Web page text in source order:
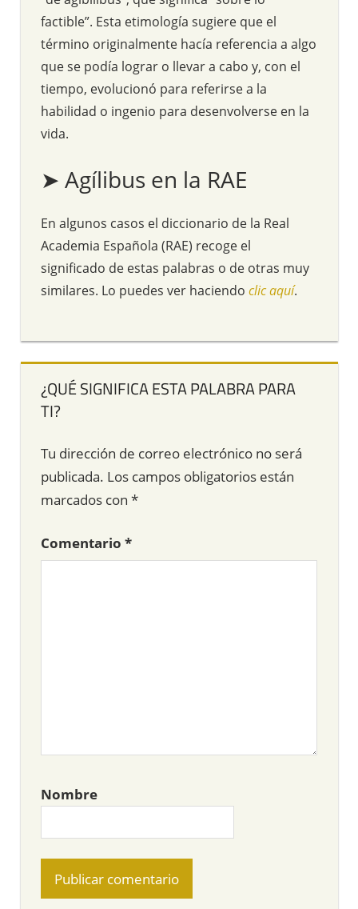
factible”. Esta etimología sugiere que el
término originalmente hacía referencia a algo
que se podía lograr o llevar a cabo y, con el
tiempo, evolucionó para referirse a la
habilidad o ingenio para desenvolverse en la
vida.
➤ Agílibus en la RAE
En algunos casos el diccionario de la Real
Academia Española (RAE) recoge el
significado de estas palabras o de otras muy
similares. Lo puedes ver haciendo clic aquí.
¿QUÉ SIGNIFICA ESTA PALABRA PARA
TI?
Tu dirección de correo electrónico no será
publicada. Los campos obligatorios están
marcados con *
Comentario *
Nombre